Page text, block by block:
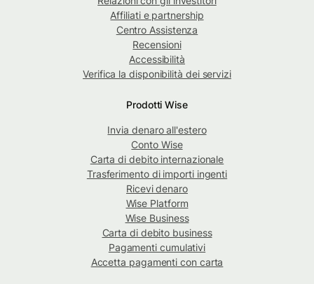
Affiliati e partnership
Centro Assistenza
Recensioni
Accessibilità
Verifica la disponibilità dei servizi
Prodotti Wise
Invia denaro all'estero
Conto Wise
Carta di debito internazionale
Trasferimento di importi ingenti
Ricevi denaro
Wise Platform
Wise Business
Carta di debito business
Pagamenti cumulativi
Accetta pagamenti con carta